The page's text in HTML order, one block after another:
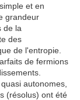
et en
grandeur
de la
des
de l'entropie.
de fermions
autonomes,
(résolus) ont été